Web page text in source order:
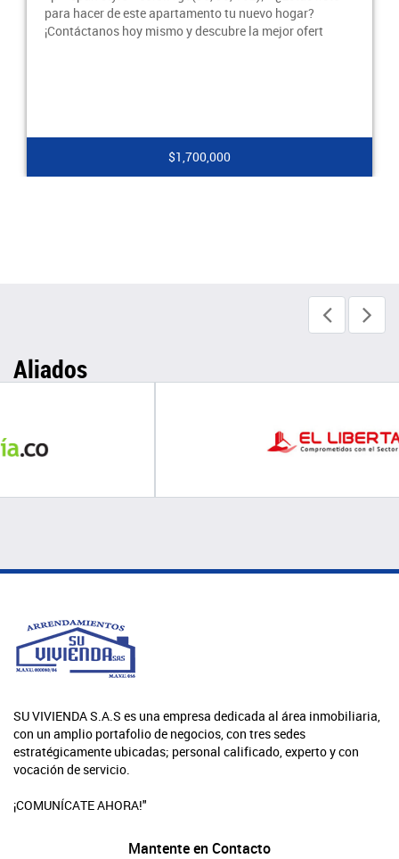
$2,100,000
Aliados
SU VIVIENDA S.A.S es una empresa dedicada al área inmobiliaria,
con un amplio portafolio de negocios, con tres sedes
estratégicamente ubicadas; personal calificado, experto y con
vocación de servicio.
¡COMUNÍCATE AHORA!"
Mantente en Contacto